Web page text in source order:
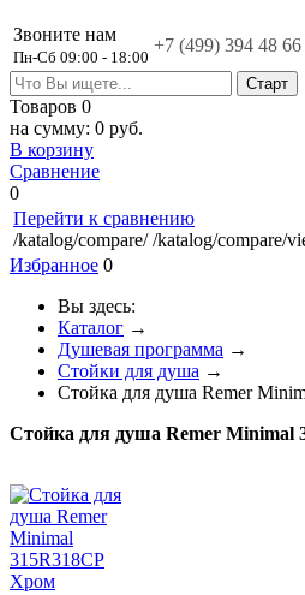
Звоните нам
Пн-Сб 09:00 - 18:00
+7 (499) 394 48 66
Товаров 0
на сумму: 0 руб.
В корзину
Сравнение
0
Перейти к сравнению
/katalog/compare/ /katalog/compare/
Избранное 0
Вы здесь:
Каталог →
Душевая программа →
Стойки для душа →
Стойка для душа Remer
Стойка для душа Remer Minimal